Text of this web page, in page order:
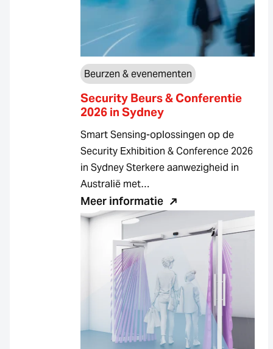
Beurzen & evenementen
Security Beurs & Conferentie
2026 in Sydney
Smart Sensing-oplossingen op de
Security Exhibition & Conference 2026
in Sydney Sterkere aanwezigheid in
Australië met…
Meer informatie